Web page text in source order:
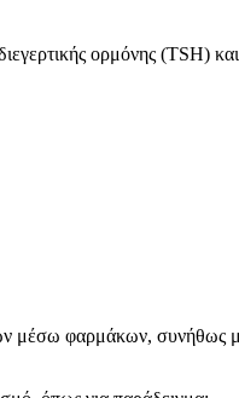
ορμόνης
μέσω φαρμάκων,